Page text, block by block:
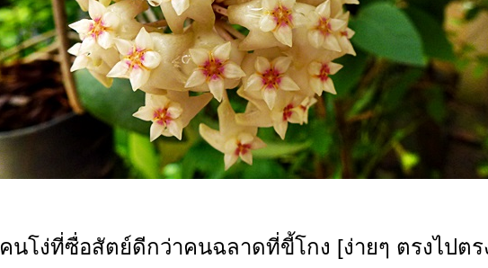
คนโง่ที่ซื่อสัตย์ดีกว่าคนฉลาดที่ขี้โกง [ง่ายๆ ตรงไปตร